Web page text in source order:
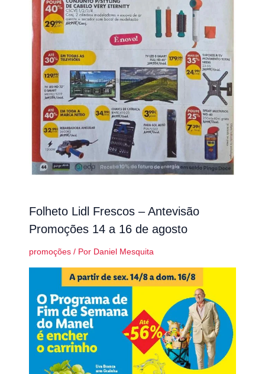
Folheto Lidl Frescos – Antevisão
Promoções 14 a 16 de agosto
promoções/ Por Daniel Mesquita